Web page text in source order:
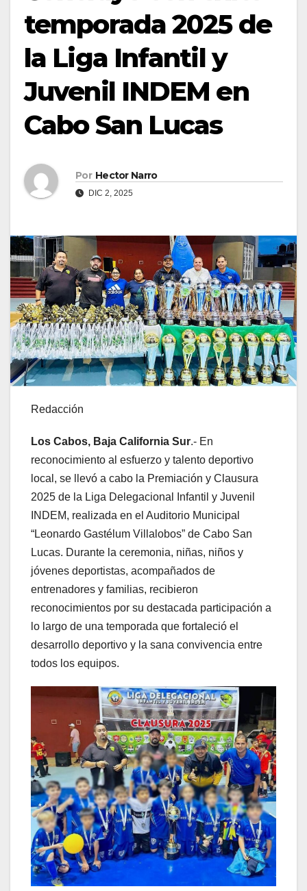
temporada 2025 de
la Liga Infantil y
Juvenil INDEM en
Cabo San Lucas
Por Hector Narro
DIC 2, 2025
Redacción
Los Cabos, Baja California Sur.- En
reconocimiento al esfuerzo y talento deportivo
local, se llevó a cabo la Premiación y Clausura
2025 de la Liga Delegacional Infantil y Juvenil
INDEM, realizada en el Auditorio Municipal
“Leonardo Gastélum Villalobos” de Cabo San
Lucas. Durante la ceremonia, niñas, niños y
jóvenes deportistas, acompañados de
entrenadores y familias, recibieron
reconocimientos por su destacada participación a
lo largo de una temporada que fortaleció el
desarrollo deportivo y la sana convivencia entre
todos los equipos.